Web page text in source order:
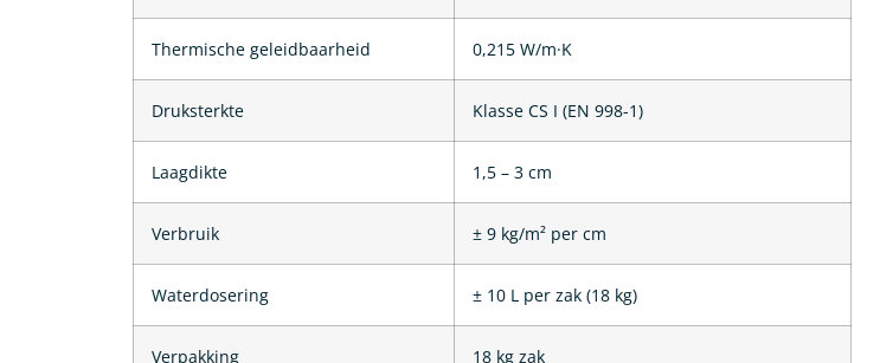
Thermische geleidbaarheid 0,215 W/m·K
Druksterkte Klasse CS I (EN 998-1)
Laagdikte 1,5 – 3 cm
Verbruik ± 9 kg/m² per cm
Waterdosering ± 10 L per zak (18 kg)
Verpakking 18 kg zak